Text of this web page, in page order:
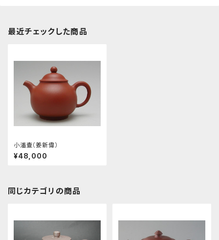
最近チェックした商品
小潘壷（姜新偉）
¥48,000
同じカテゴリの商品